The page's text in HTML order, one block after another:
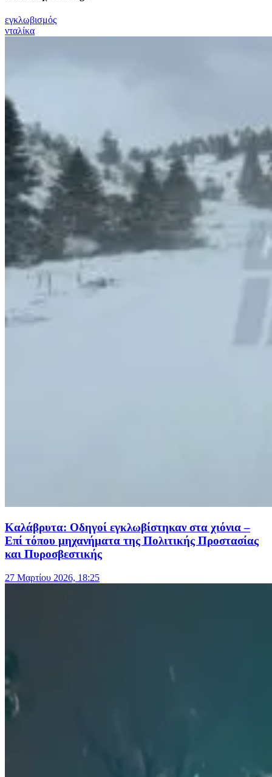
εγκλωβισμός
νταλίκα
Καλάβρυτα: Οδηγοί εγκλωβίστηκαν στα χιόνια –
Επί τόπου μηχανήματα της Πολιτικής Προστασίας
και Πυροσβεστικής
27 Μαρτίου 2026, 18:25